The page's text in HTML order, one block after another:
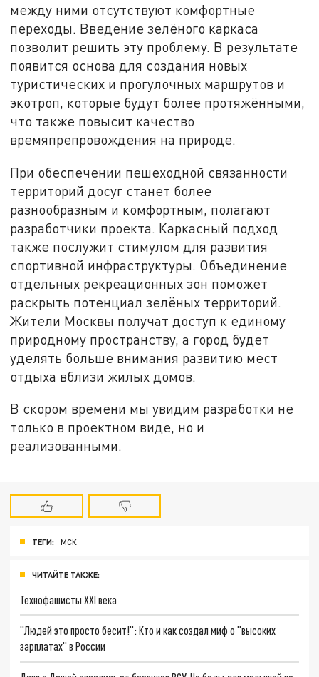
между ними отсутствуют комфортные
переходы. Введение зелёного каркаса
позволит решить эту проблему. В результате
появится основа для создания новых
туристических и прогулочных маршрутов и
экотроп, которые будут более протяжёнными,
что также повысит качество
времяпрепровождения на природе.
При обеспечении пешеходной связанности
территорий досуг станет более
разнообразным и комфортным, полагают
разработчики проекта. Каркасный подход
также послужит стимулом для развития
спортивной инфраструктуры. Объединение
отдельных рекреационных зон поможет
раскрыть потенциал зелёных территорий.
Жители Москвы получат доступ к единому
природному пространству, а город будет
уделять больше внимания развитию мест
отдыха вблизи жилых домов.
В скором времени мы увидим разработки не
только в проектном виде, но и
реализованными.
ТЕГИ: МСК
ЧИТАЙТЕ ТАКЖЕ:
Технофашисты XXI века
"Людей это просто бесит!": Кто и как создал миф о "высоких
зарплатах" в России